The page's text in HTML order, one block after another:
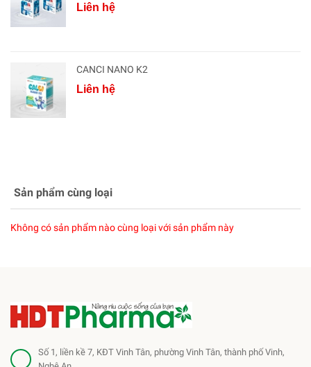
Liên hệ
CANCI NANO K2
Liên hệ
Sản phẩm cùng loại
Không có sản phẩm nào cùng loại với sản phẩm này
Số 1, liền kề 7, KĐT Vinh Tân, phường Vinh Tân, thành phố Vinh,